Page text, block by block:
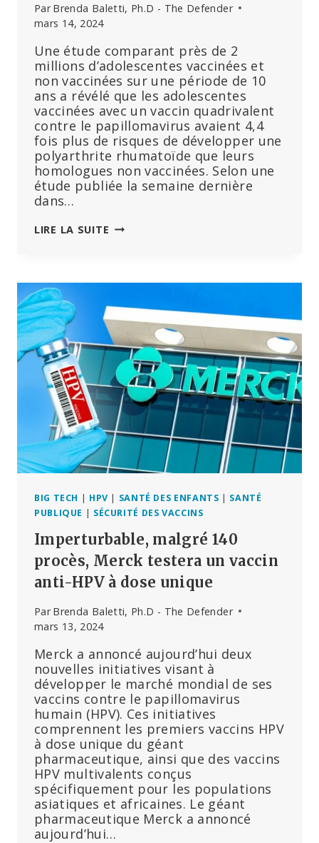
Par Brenda Baletti, Ph.D - The Defender
mars 14, 2024
Une étude comparant près de 2
millions d’adolescentes vaccinées et
non vaccinées sur une période de 10
ans a révélé que les adolescentes
vaccinées avec un vaccin quadrivalent
contre le papillomavirus avaient 4,4
fois plus de risques de développer une
polyarthrite rhumatoïde que leurs
homologues non vaccinées. Selon une
étude publiée la semaine dernière
dans…
LIRE LA SUITE UN
VACCIN
CONTRE
LE
PAPILLOMAVIRUS,
LARGEMENT
UTILISÉ,
EST
LIÉ
À
QUATRE
TROUBLES
AUTO-
BIG TECH | HPV | SANTÉ DES ENFANTS | SANTÉ
PUBLIQUE | SÉCURITÉ DES VACCINS
Imperturbable, malgré 140
procès, Merck testera un vaccin
anti-HPV à dose unique
Par Brenda Baletti, Ph.D - The Defender
mars 13, 2024
Merck a annoncé aujourd’hui deux
nouvelles initiatives visant à
développer le marché mondial de ses
vaccins contre le papillomavirus
humain (HPV). Ces initiatives
comprennent les premiers vaccins HPV
à dose unique du géant
pharmaceutique, ainsi que des vaccins
HPV multivalents conçus
spécifiquement pour les populations
asiatiques et africaines. Le géant
pharmaceutique Merck a annoncé
aujourd’hui…